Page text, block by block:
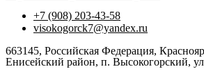
+7 (908) 203-43-58
visokogorck7@yandex.ru
663145, Российская Федерация,
Енисейский район, п. Высокогорский,